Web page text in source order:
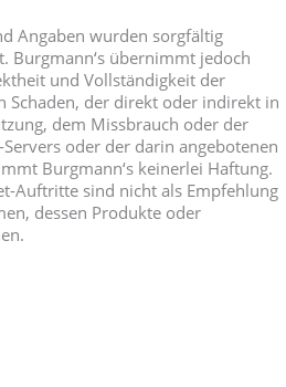
Angaben wurden sorgfältig
Burgmann‘s übernimmt jedoch
und Vollständigkeit der
Schaden, der direkt oder indirekt in
dem Missbrauch oder der
oder der darin angebotenen
Burgmann‘s keinerlei Haftung.
Auftritte sind nicht als Empfehlung
dessen Produkte oder